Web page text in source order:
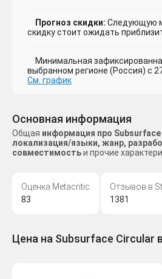
Прогноз скидки: Следующую
скидку стоит ожидать
Минимальная
выбранном регионе (Россия) с
См. график
Основная информация
Общая информация про
локализация/языки, жанр,
совместимостьи прочие
Оценка Metacritic
83
Отзывов в
1381
Цена на Subsurface Circular